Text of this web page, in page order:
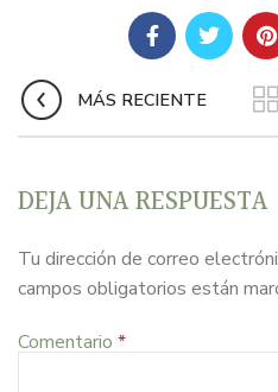
MÁS RECIENTE
DEJA UNA RESPUESTA
Tu dirección de correo
campos obligatorios están
Comentario *